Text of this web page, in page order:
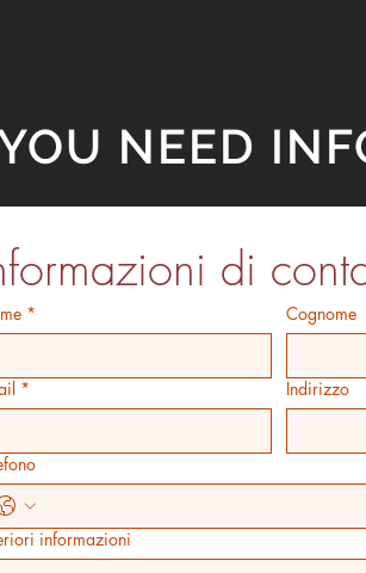
NEED
di
* Cognome
* Indirizzo
informazioni